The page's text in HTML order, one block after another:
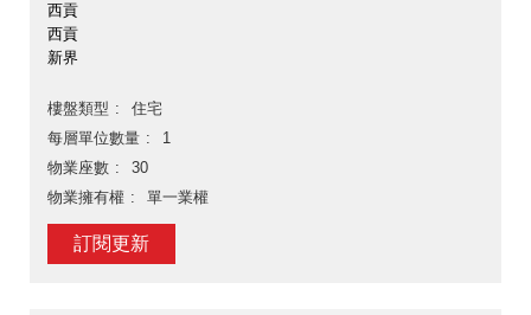
西貢
西貢
新界
樓盤類型
住宅
每層單位數量
1
物業座數
30
物業擁有權
單一業權
訂閱更新